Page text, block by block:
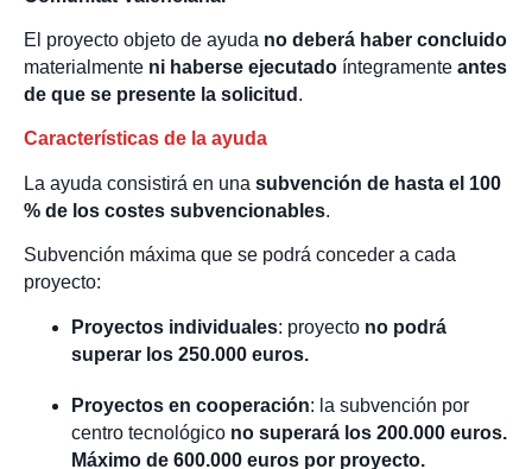
El proyecto objeto de ayuda no deberá haber concluido
materialmente ni haberse ejecutado íntegramente antes
de que se presente la solicitud .
Características de la ayuda
La ayuda consistirá en una subvención de hasta el 100
% de los costes subvencionables.
Subvención máxima que se podrá conceder a cada
proyecto:
Proyectos individuales: proyecto no podrá
superar los 250.000 euros.
Proyectos en cooperación: la subvención por
centro tecnológico no superará los 200.000 euros.
Máximo de 600.000 euros por proyecto.